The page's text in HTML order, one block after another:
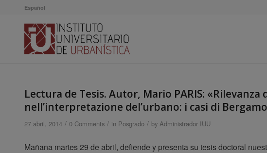
Español
Lectura de Tesis. Autor, Mario PARIS:
nell’interpretazione del’urbano: i casi di
27 abril, 2014 / 0 Comments / in Posgrado / by Administrador IUU
Mañana martes 29 de abril, defiende y presenta su tesis doctoral